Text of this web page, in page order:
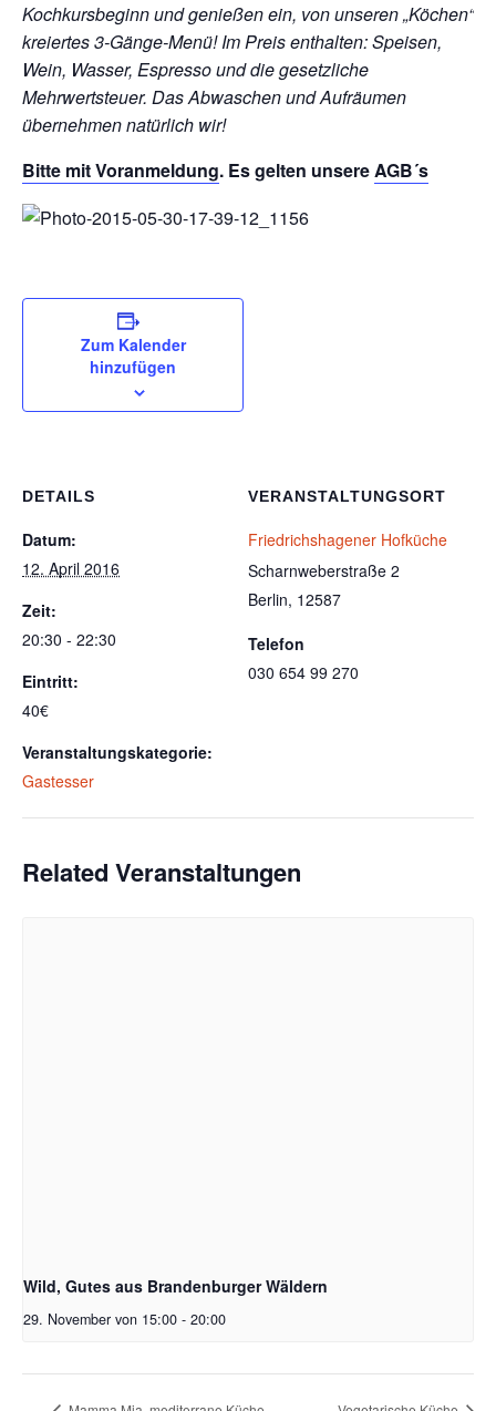
Kochkursbeginn und genießen ein, von unseren „Köchen“
kreiertes 3-Gänge-Menü!Im Preis enthalten: Speisen,
Wein, Wasser, Espresso und die gesetzliche
Mehrwertsteuer. Das Abwaschen und Aufräumen
übernehmen natürlich wir!
Bitte mitVoranmeldung. Es gelten unsereAGB´s
Zum Kalender
hinzufügen
DETAILS
Datum:
12. April 2016
Zeit:
20:30 - 22:30
Eintritt:
40€
Veranstaltungskategorie:
Gastesser
VERANSTALTUNGSORT
Friedrichshagener Hofküche
Scharnweberstraße 2
Berlin, 12587
Telefon
030 654 99 270
Related Veranstaltungen
Wild, Gutes aus Brandenburger Wäldern
29. November von 15:00 - 20:00